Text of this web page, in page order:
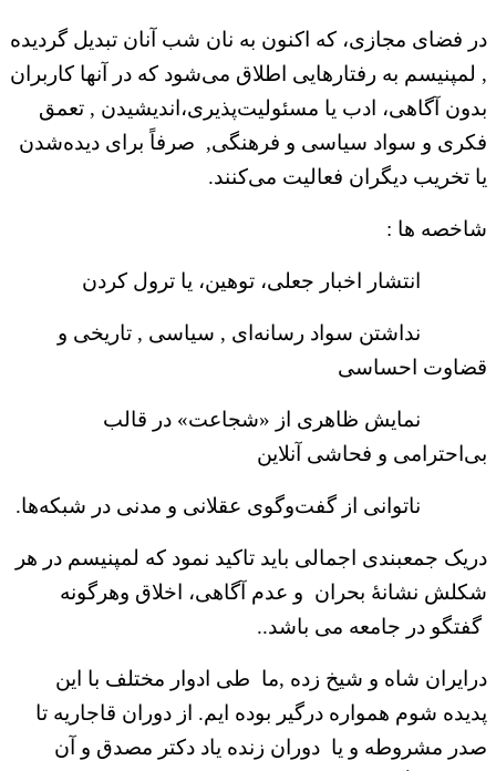
در فضای مجازی، که اکنون به نان شب آنان تبدیل گردیده
, لمپنیسم به رفتارهایی اطلاق می‌شود که در آنها کاربران
بدون آگاهی، ادب یا مسئولیت‌پذیری،اندیشیدن , تعمق
فکری و سواد سیاسی و فرهنگی, صرفاً برای دیده‌شدن
یا تخریب دیگران فعالیت می‌کنند.
شاخصه ها :
انتشار اخبار جعلی، توهین، یا ترول کردن
نداشتن سواد رسانه‌ای , سیاسی , تاریخی و
قضاوت احساسی
نمایش ظاهری از «شجاعت» در قالب
بی‌احترامی و فحاشی آنلاین
ناتوانی از گفت‌وگوی عقلانی و مدنی در شبکه‌ها.
دریک جمعبندی اجمالی باید تاکید نمود که لمپنیسم در هر
شکلش نشانهٔ بحران و عدم آگاهی، اخلاق وهرگونه
گفتگو در جامعه می باشد..
درایران شاه و شیخ زده ,ما طی ادوار مختلف با این
پدیده شوم همواره درگیر بوده ایم. از دوران قاجاریه تا
صدر مشروطه و یا دوران زنده یاد دکتر مصدق و آن